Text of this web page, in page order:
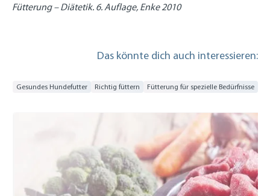
Fütterung – Diätetik. 6. Auflage, Enke 2010
Das könnte dich auch interessieren:
Gesundes Hundefutter Richtig füttern Fütterung für spezielle Bedürfnisse